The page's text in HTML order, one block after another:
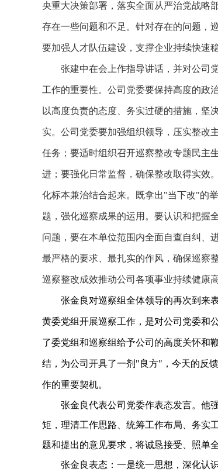
央重大决策部署，落实全面从严治党战略
存在一些问题和不足。针对存在的问题，
要加强人才队伍建设，支撑企业持续快速
张建中在会上作指导讲话，并对公司
工作的重要性。公司党委要保持高度的政
以高度负责的态度、务实过硬的措施，坚
实。公司党委要加强组织领导，压实整改
任务；要适时组织召开巡察整改专题民主
进；要强化日常监督，确保整改取得实效
化标本兼治结合起来。既拿出"当下改"的
题，强化巡察成果的运用。要认识和把握
问题，要在本单位范围内全面自查自纠、
最严格的要求、最扎实的作风，确保巡察
巡察整改成效推动公司各项事业持续健康
张金良对巡察组全体领导的再次到来
黄委党组开展巡察工作，是对公司党委和
了委党组和巡察组给予公司的高度关怀和
结，为公司开具了一剂"良方"，今天的反
作的重要契机。
张金良代表公司党委作表态发言。他
矩，理清工作思路、统筹工作布局、务实
题和提出的意见要求，将诚恳接受、照单
张金良表态：一是统一思想，深化认